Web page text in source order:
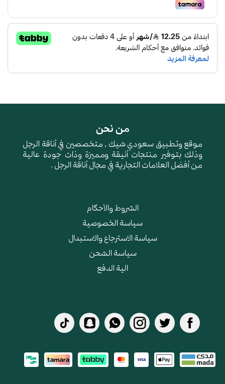
من نحن
موقع وتطبيق سعودي شيك , متخصصين في أناقة الرجل
وذلك بتوفير منتجات أنيقة ومميزة وذات جودة عالية
من أفضل العلامات التجارية في مجال أناقة الرجل .
الشروط والأحكام
سياسة الخصوصية
سياسة الاسترجاع والاستبدال
سياسة الشحن
الية الدفع